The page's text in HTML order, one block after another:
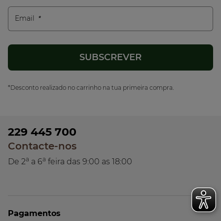
Email
*Desconto realizado no carrinho na tua primeira compra.
229 445 700
Contacte-nos
De 2a a 6a feira das 9:00 as 18:00
Pagamentos